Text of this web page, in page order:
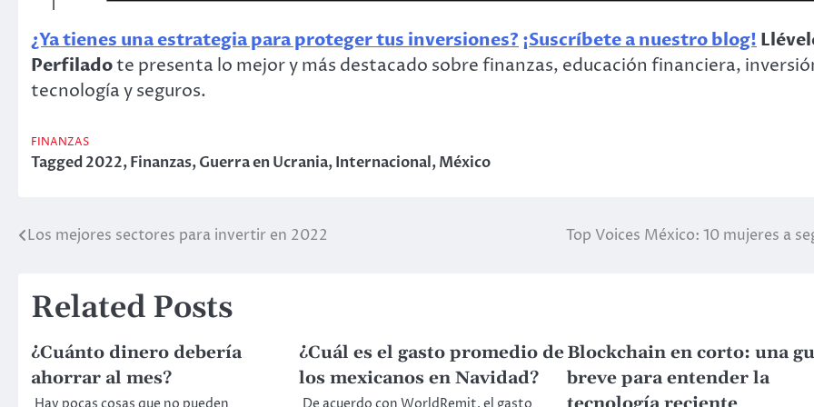
¿Ya tienes una estrategia para proteger tus inversiones? ¡Suscríbete a nuestro blog!
Perfiladote presenta lo mejor y más destacado sobre finanzas, educación financiera,
tecnología y seguros.
FINANZAS
Tagged2022,Finanzas,Guerra en Ucrania,Internacional,México
Post
Los mejores sectores para invertir en 2022 Top Voices México: 10 mujeres a
Related Posts
¿Cuánto dinero debería
ahorrar al mes?
¿Cuál es el gasto promedio de
los mexicanos en Navidad?
Blockchain en corto: una
breve para entender la